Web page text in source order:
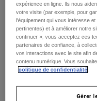
Base Layers
Gear Bags
Socks
Replacement
Goggles
Base Layers
Bottles &
Socks
Hats
Shirts
Sweatshirts
Jackets
Pants
Critiques
V3 Volatile
expérience en ligne. Ils nous
votre visite (par exemple, pour
l'équipement qui vous intéresse
pertinentes) et à améliorer notre
continuer », vous acceptez ces
partenaires de confiance, à
vos interactions avec le site afin
contenu numérique. Vous
politique de confidentialité
Gérer